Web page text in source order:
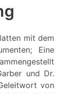
mit dem
Eine
und Dr.
von